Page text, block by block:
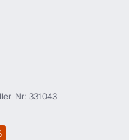
Nr: 331043